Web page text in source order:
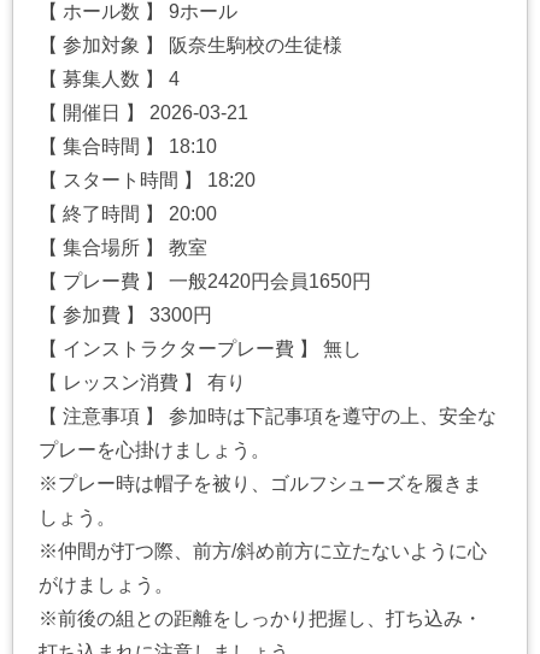
【 ホール数 】 9ホール
【 参加対象 】 阪奈生駒校の生徒様
【 募集人数 】 4
【 開催日 】 2026-03-21
【 集合時間 】 18:10
【 スタート時間 】 18:20
【 終了時間 】 20:00
【 集合場所 】 教室
【 プレー費 】 一般2420円会員1650円
【 参加費 】 3300円
【 インストラクタープレー費 】 無し
【 レッスン消費 】 有り
【 注意事項 】 参加時は下記事項を遵守の上、安全な
プレーを心掛けましょう。
※プレー時は帽子を被り、ゴルフシューズを履きま
しょう。
※仲間が打つ際、前方/斜め前方に立たないように心
がけましょう。
※前後の組との距離をしっかり把握し、打ち込み・